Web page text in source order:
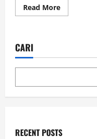
Read MoreRead
more
di
Polisi
CARI
RECENT POSTS